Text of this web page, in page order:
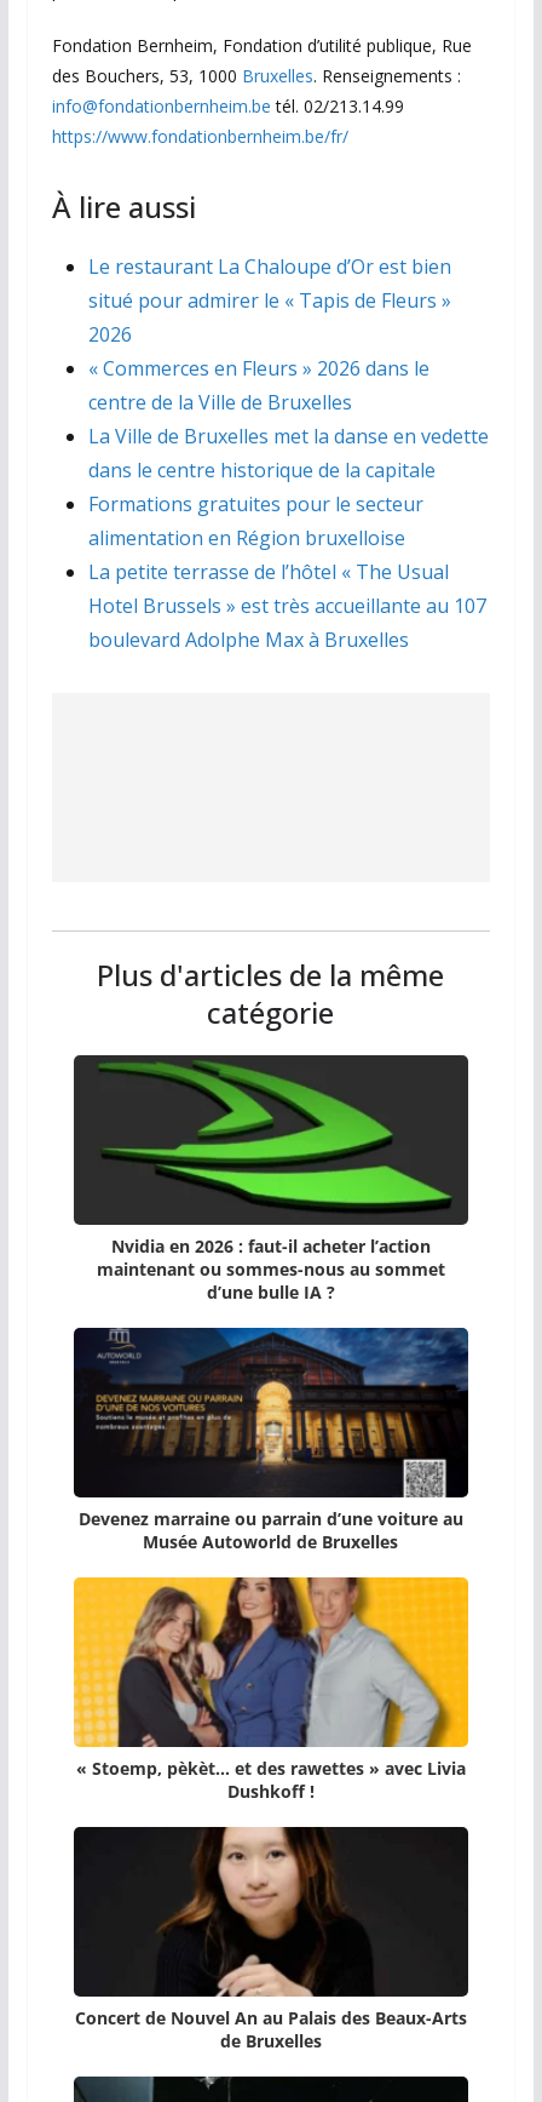
Fondation Bernheim, Fondation d’utilité publique, Rue
des Bouchers, 53, 1000 Bruxelles. Renseignements :
info@fondationbernheim.be tél. 02/213.14.99
https://www.fondationbernheim.be/fr/
À lire aussi
Le restaurant La Chaloupe d’Or est bien
situé pour admirer le « Tapis de Fleurs »
2026
« Commerces en Fleurs » 2026 dans le
centre de la Ville de Bruxelles
La Ville de Bruxelles met la danse en vedette
dans le centre historique de la capitale
Formations gratuites pour le secteur
alimentation en Région bruxelloise
La petite terrasse de l’hôtel « The Usual
Hotel Brussels » est très accueillante au 107
boulevard Adolphe Max à Bruxelles
Plus d'articles de la même
catégorie
Nvidia en 2026 : faut-il acheter l’action
maintenant ou sommes-nous au sommet
d’une bulle IA ?
Devenez marraine ou parrain d’une voiture au
Musée Autoworld de Bruxelles
« Stoemp, pèkèt… et des rawettes » avec Livia
Dushkoff !
Concert de Nouvel An au Palais des Beaux-Arts
de Bruxelles